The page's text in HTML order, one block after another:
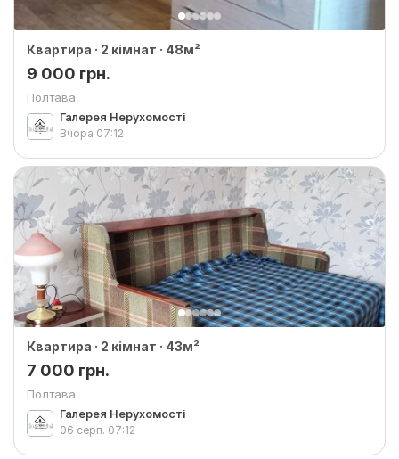
Квартира · 2 кімнат · 48м²
9 000 грн.
Полтава
Галерея Нерухомості
Вчора 07:12
Квартира · 2 кімнат · 43м²
7 000 грн.
Полтава
Галерея Нерухомості
06 серп. 07:12